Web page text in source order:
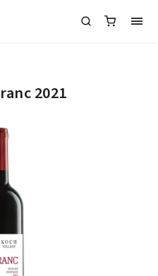
2021